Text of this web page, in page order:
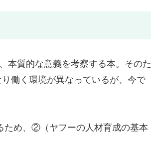
本質的な意義を考察する本。そのた
働く環境が異なっているが、今で
ため、②（ヤフーの人材育成の基本